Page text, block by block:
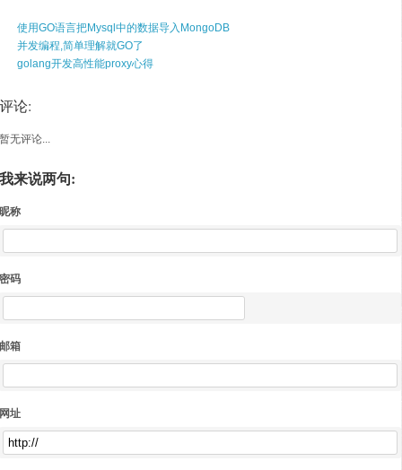
使用GO语言把Mysql中的数据导入MongoDB
并发编程,简单理解就GO了
golang开发高性能proxy心得
评论:
暂无评论...
我来说两句:
昵称
密码
邮箱
网址